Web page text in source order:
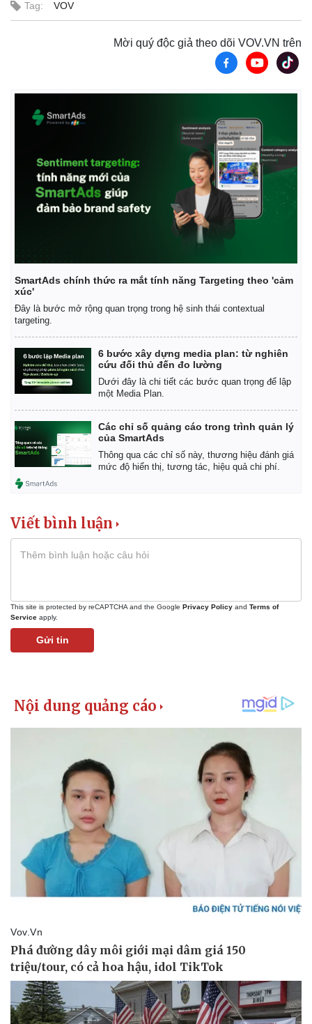
Pháp luật
Vụ án
Tin nóng
Quân sự - Quốc phòng
Tag: VOV
Mời quý độc giả theo dõi VOV.VN trên
SmartAds chính thức ra mắt tính năng Targeting theo 'cảm
xúc'
Đây là bước mở rộng quan trọng trong hệ sinh thái contextual
targeting.
6 bước xây dựng media plan: từ nghiên
cứu đối thủ đến đo lường
Dưới đây là chi tiết các bước quan trọng để lập
một Media Plan.
Các chỉ số quảng cáo trong trình quản lý
của SmartAds
Thông qua các chỉ số này, thương hiệu đánh giá
mức độ hiển thị, tương tác, hiệu quả chi phí.
Viết bình luận
This site is protected by reCAPTCHA and the Google Privacy Policy and Terms of
Service apply.
Gửi tin